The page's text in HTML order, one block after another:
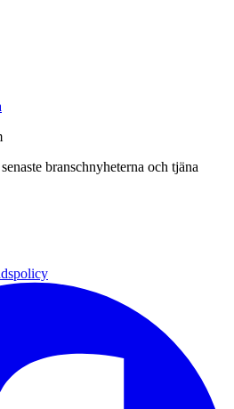
branschnyheterna och tjäna